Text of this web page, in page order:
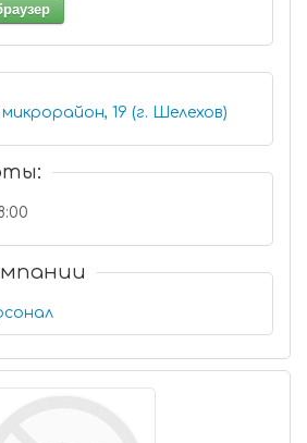
19 (г. Шелехов)